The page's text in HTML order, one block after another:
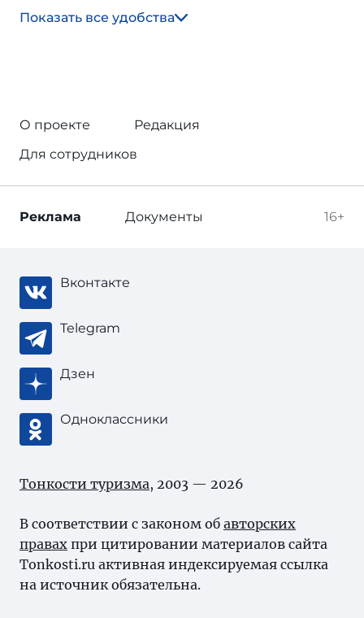
Показать все удобства
О проекте
Редакция
Для сотрудников
16+
Реклама Документы
Вконтакте
Telegram
Дзен
Одноклассники
Тонкости туризма, 2003 — 2026
В соответствии с законом об авторских
правах при цитировании материалов сайта
Tonkosti.ru активная индексируемая ссылка
на источник обязательна.